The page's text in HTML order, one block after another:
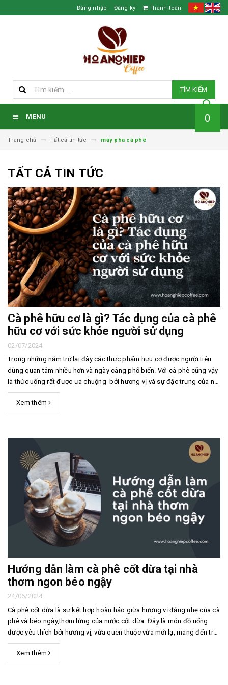
Đăng nhập Đăng ký Thanh toán
TÌM KIẾM
MENU 0
Trang chủ Tất cả tin tức máy pha cà phê
TẤT CẢ TIN TỨC
Cà phê hữu cơ là gì? Tác dụng của cà phê
hữu cơ với sức khỏe người sử dụng
02/07/2024
Trong những năm trở lại đây các thực phẩm hưu cơ được người tiêu
dùng quan tâm nhiều hơn và ngày càng phổ biến. Với cà phê cũng vậy
là thức uống rất được ưa chuộng bởi hương vị và sự đặc trưng của nó.
Vậy bạn đã nghe đến cái tên cà phê hữu cơ, tác dụng của cà phê hữu
cơ bao giờ chưa? Hãy cù...
Xem thêm
Hướng dẫn làm cà phê cốt dừa tại nhà
thơm ngon béo ngậy
24/06/2024
Cà phê cốt dừa là sự kết hợp hoàn hảo giữa hương vị đắng nhẹ của cà
phê và béo ngậy,thơm lừng của nước cốt dừa. Đây là món đồ uống
được yêu thích bởi hương vị, vừa quen thuộc vừa mới lạ, mang đến trải
nghiệm thú vị cho người thưởng thức. Hôm nay, Hoàng Hiệp Coffee sẽ
Hướng dẫn làm cà phê cốt dừa ...
Xem thêm